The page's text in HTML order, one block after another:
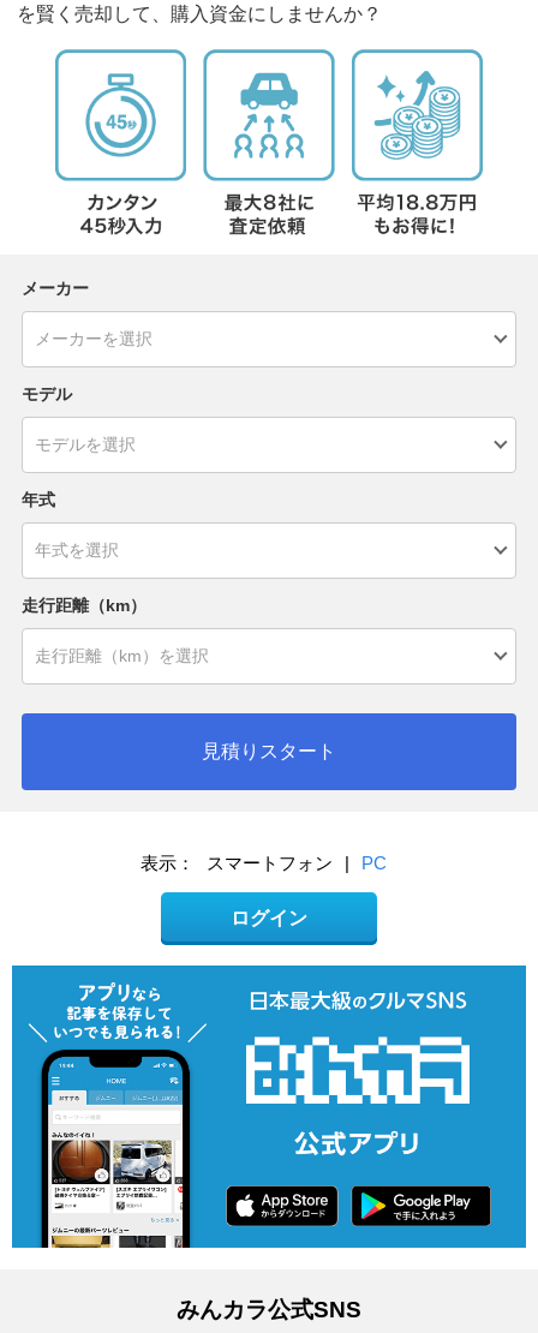
を賢く売却して、購入資金にしませんか？
メーカー
モデル
年式
走行距離（km）
見積りスタート
表示： スマートフォン | PC
ログイン
みんカラ公式SNS